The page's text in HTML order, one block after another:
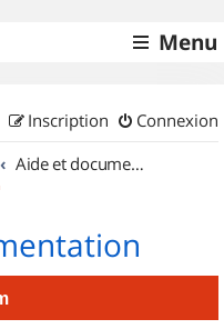
Menu
Connexion
Inscription
Aide et documentation